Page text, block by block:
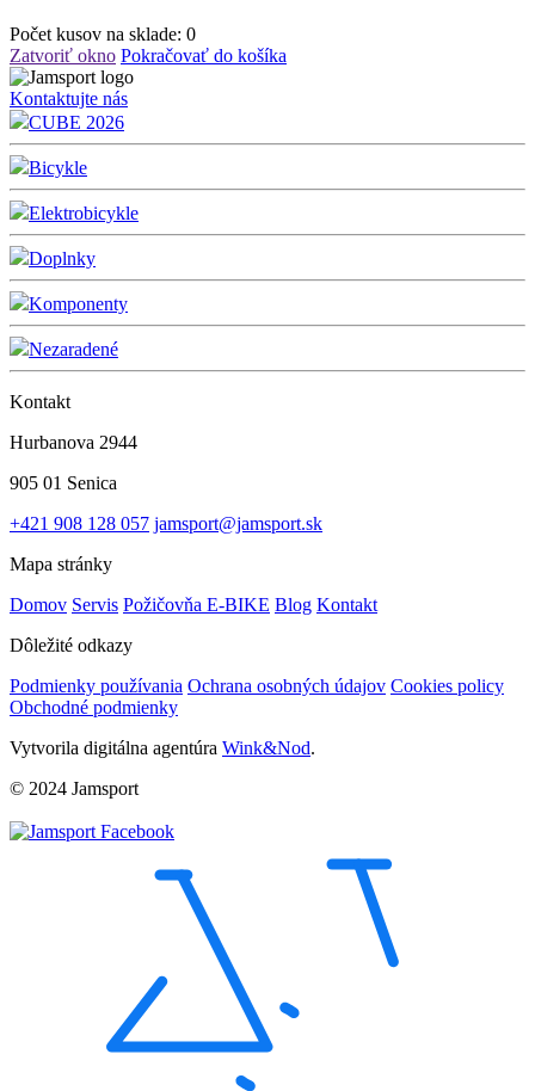
Počet kusov na sklade: 0
Zatvoriť okno Pokračovať do košíka
Kontaktujte nás
CUBE 2026
Bicykle
Elektrobicykle
Doplnky
Komponenty
Nezaradené
Kontakt
Hurbanova 2944
905 01 Senica
+421 908 128 057 jamsport@jamsport.sk
Mapa stránky
Domov Servis Požičovňa E-BIKE Blog Kontakt
Dôležité odkazy
Podmienky používania Ochrana osobných údajov Cookies policy
Obchodné podmienky
Vytvorila digitálna agentúra Wink&Nod.
© 2024 Jamsport